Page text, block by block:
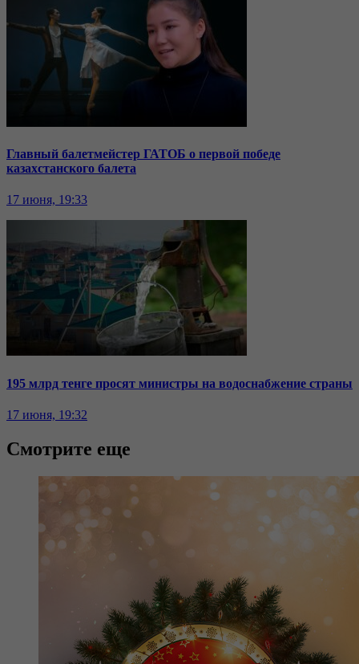
Главный балетмейстер ГАТОБ о первой победе
казахстанского балета
17 июня, 19:33
195 млрд тенге просят министры на водоснабжение страны
17 июня, 19:32
Смотрите еще